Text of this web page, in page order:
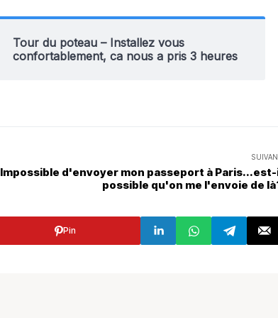
Tour du poteau – Installez vous
confortablement, ca nous a pris 3 heures
Impossible d'envoyer mon passeport à
possible qu'on me l'envoie de
Pin